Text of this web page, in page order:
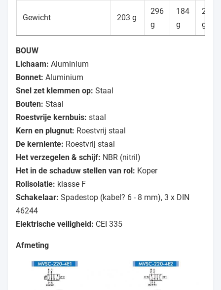
Gewicht 203 g
296
g
184
g
292
g
BOUW
Lichaam: Aluminium
Bonnet: Aluminium
Snel zet klemmen op: Staal
Bouten: Staal
Roestvrije kernbuis: staal
Kern en plugnut: Roestvrij staal
De kernlente: Roestvrij staal
Het verzegelen & schijf: NBR (nitril)
Het in de schaduw stellen van rol: Koper
Rolisolatie: klasse F
Schakelaar: Spadestop (kabel? 6 - 8 mm), 3 x DIN
46244
Elektrische veiligheid: CEI 335
Afmeting